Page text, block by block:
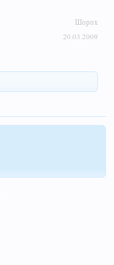
Шорох
20.03.2009